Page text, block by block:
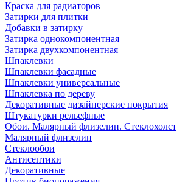
Краска для радиаторов
Затирки для плитки
Добавки в затирку
Затирка однокомпонентная
Затирка двухкомпонентная
Шпаклевки
Шпаклевки фасадные
Шпаклевки универсальные
Шпаклевка по дереву
Декоративные дизайнерские покрытия
Штукатурки рельефные
Обои. Малярный флизелин. Стеклохолст
Малярный флизелин
Стеклообои
Антисептики
Декоративные